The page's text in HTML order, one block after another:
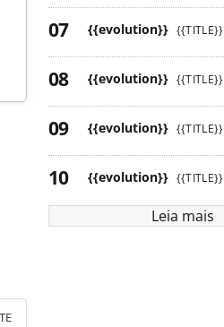
{{evolution}} {{TITLE}}
{{evolution}} {{TITLE}}
{{evolution}} {{TITLE}}
{{evolution}} {{TITLE}}
Leia mais